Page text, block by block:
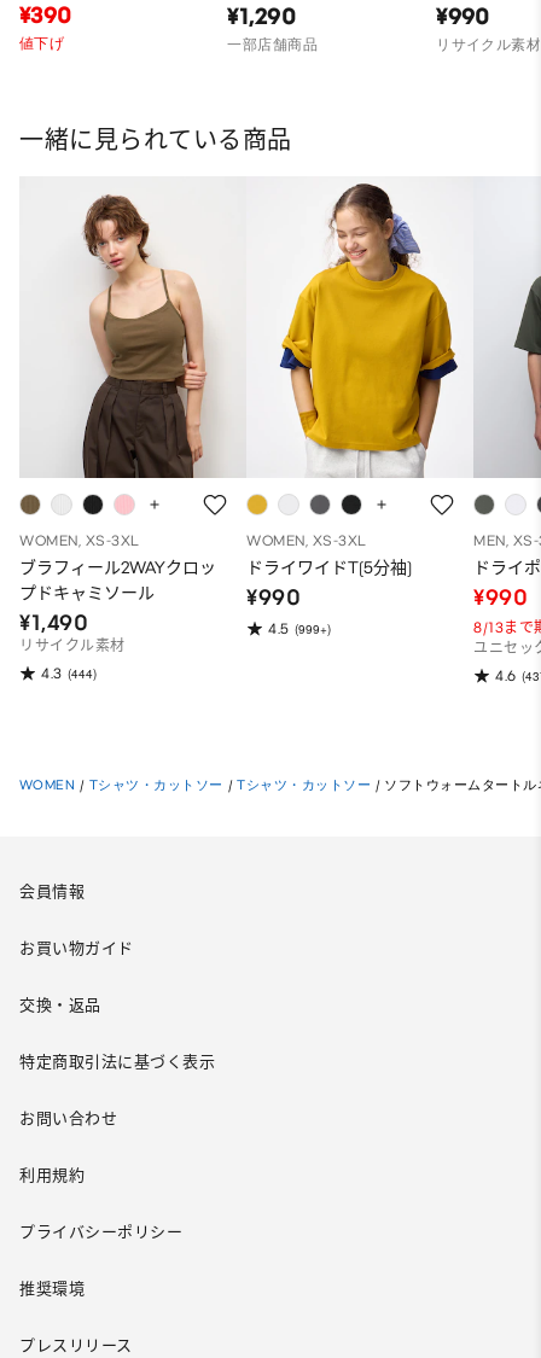
¥390
値下げ
¥1,290
一部店舗商品
¥990
リサイクル素材
一緒に見られている商品
WOMEN, XS-3XL
ブラフィール2WAYクロッ
プドキャミソール
¥1,490
リサイクル素材
4.3 (444)
WOMEN, XS-3XL
ドライワイドT(5分袖)
¥990
4.5 (999+)
MEN,
ドライ
¥990
8/13まで
ユニセッ
4.6
WOMEN / Tシャツ・カットソー / Tシャツ・カットソー / ソフトウォームタート
会員情報
お買い物ガイド
交換・返品
特定商取引法に基づく表示
お問い合わせ
利用規約
プライバシーポリシー
推奨環境
プレスリリース